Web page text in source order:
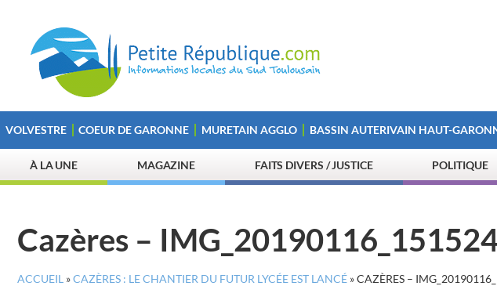
VOLVESTRE COEUR DE GARONNE MURETAIN AGGLO BASSIN AUTERIVAIN HAUT-
À LA UNE MAGAZINE FAITS DIVERS / JUSTICE POLITIQUE
Cazères –
ACCUEIL »CAZÈRES : LE CHANTIER DU FUTUR LYCÉE EST LANCÉ »CAZÈRES –